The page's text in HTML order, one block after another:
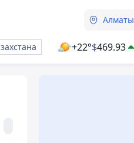
Алматы
+22°$469.93